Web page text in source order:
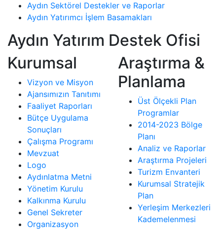
Aydın Sektörel Destekler ve Raporlar
Aydın Yatırımcı İşlem Basamakları
Aydın Yatırım Destek Ofisi
Kurumsal
Vizyon ve Misyon
Ajansımızın Tanıtımı
Faaliyet Raporları
Bütçe Uygulama
Sonuçları
Çalışma Programı
Mevzuat
Logo
Aydınlatma Metni
Yönetim Kurulu
Kalkınma Kurulu
Genel Sekreter
Organizasyon
Araştırma &
Planlama
Üst Ölçekli Plan
Programlar
2014-2023 Bölge
Planı
Analiz ve Raporlar
Araştırma Projeleri
Turizm Envanteri
Kurumsal Stratejik
Plan
Yerleşim Merkezleri
Kademelenmesi